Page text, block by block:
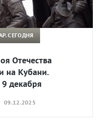
СЕГОДНЯ
Отечества
на Кубани.
декабря
09.12.2025